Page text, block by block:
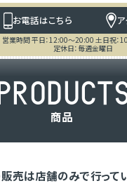
お電話はこちら
営業時間 平日：12:00～20:00 土日祝：
定休日：毎週金曜日
RODUCT
商品
売は店舗のみで行ってい